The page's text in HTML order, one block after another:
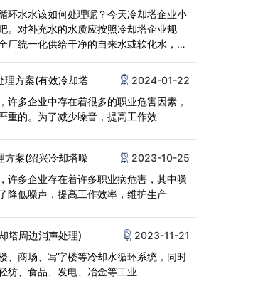
环水水该如何处理呢？今天冷却塔企业小
。对补充水的水质应按照冷却塔企业规
厂统一化供给干净的自来水或软化水，还
理方案(有效冷却塔
2024-01-22
许多企业中存在着很多的职业危害因素，
重的。为了减少噪音，提高工作效
方案(绍兴冷却塔噪
2023-10-25
许多企业存在着许多职业病危害，其中噪
降低噪声，提高工作效率，维护生产
塔周边消声处理)
2023-11-21
、商场、写字楼等冷却水循环系统，同时
纺、食品、发电、冶金等工业